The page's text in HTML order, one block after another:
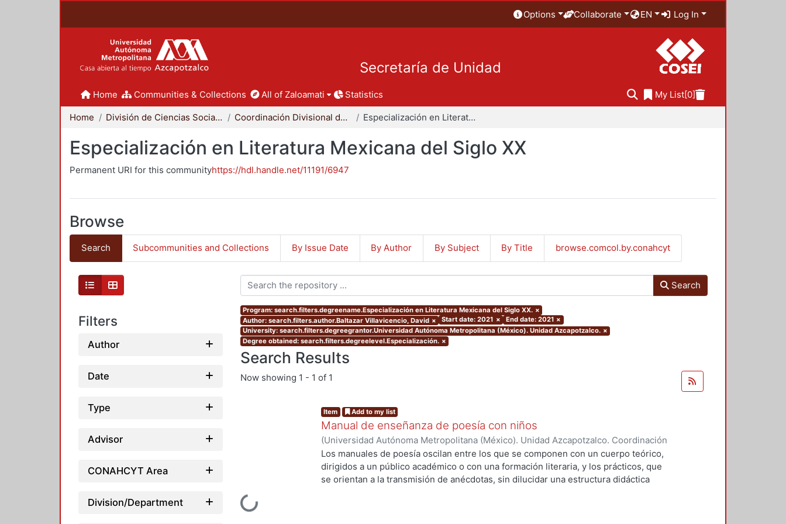
Options Collaborate EN Log In
Secretaría de Unidad
Home Communities & Collections All of Zaloamati Statistics My List[0]
Home División de Ciencias Sociales y Humanidades Coordinación Divisional de Posgrado Especialización en Literatura Mexicana del Siglo XX
Especialización en Literatura Mexicana del Siglo XX
Permanent URI for this communityhttps://hdl.handle.net/11191/6947
Browse
Search Subcommunities and Collections By Issue Date By Author By Subject By Title browse.comcol.by.conahcyt
Filters
Author
Date
Type
Advisor
CONAHCYT Area
Division/Department
Search
Program: search.filters.degreename.Especialización en Literatura Mexicana del Siglo XX. ×
Author: search.filters.author.Baltazar Villavicencio, David × Start date: 2021 × End date: 2021 ×
University: search.filters.degreegrantor.Universidad Autónoma Metropolitana (México). Unidad Azcapotzalco. ×
Degree obtained: search.filters.degreelevel.Especialización. ×
Search Results
Now showing 1 - 1 of 1
Item Add to my list
Manual de enseñanza de poesía con niños
(Universidad Autónoma Metropolitana (México). Unidad Azcapotzalco. Coordinación
de Servicios de Información.,2021-11)Baltazar Villavicencio, David
Los manuales de poesía oscilan entre los que se componen con un cuerpo teórico,
dirigidos a un público académico o con una formación literaria, y los prácticos, que
se orientan a la transmisión de anécdotas, sin dilucidar una estructura didáctica